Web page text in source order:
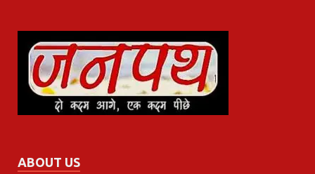
ABOUT US